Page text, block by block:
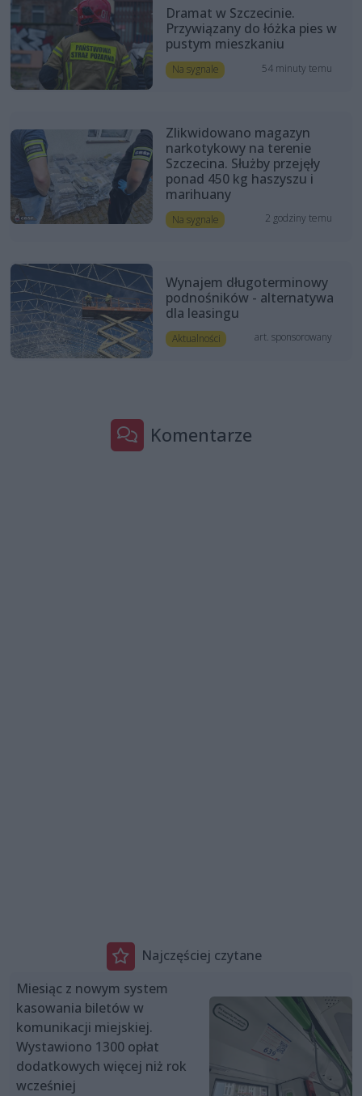
Dramat w Szczecinie.
Przywiązany do łóżka pies w
pustym mieszkaniu
Na sygnale 54 minuty temu
Zlikwidowano magazyn
narkotykowy na terenie
Szczecina. Służby przejęły
ponad 450 kg haszyszu i
marihuany
Na sygnale 2 godziny temu
Wynajem długoterminowy
podnośników - alternatywa
dla leasingu
Aktualności art. sponsorowany
Komentarze
Najczęściej czytane
Miesiąc z nowym system
kasowania biletów w
komunikacji miejskiej.
Wystawiono 1300 opłat
dodatkowych więcej niż rok
wcześniej